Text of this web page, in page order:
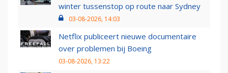
winter tussenstop op route naar Sydney
03-08-2026, 14:03
Netflix publiceert nieuwe documentaire
over problemen bij Boeing
03-08-2026, 13:22